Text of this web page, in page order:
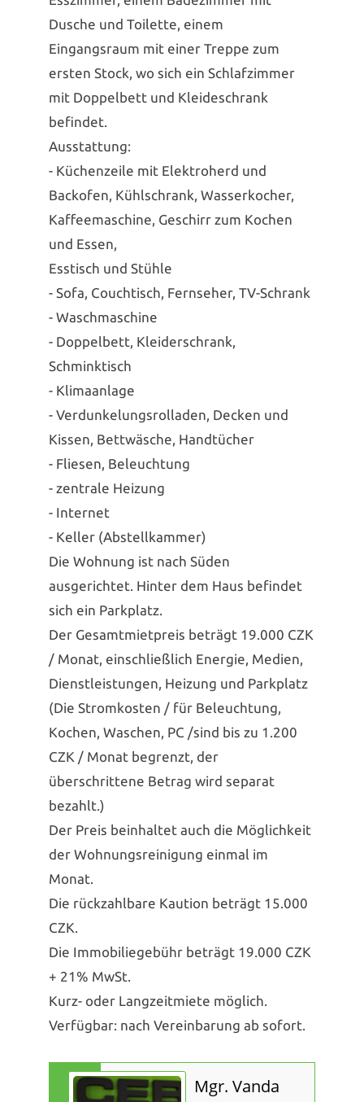
Dusche und Toilette, einem
Eingangsraum mit einer Treppe zum
ersten Stock, wo sich ein Schlafzimmer
mit Doppelbett und Kleideschrank
befindet.
Ausstattung:
- Küchenzeile mit Elektroherd und
Backofen, Kühlschrank, Wasserkocher,
Kaffeemaschine, Geschirr zum Kochen
und Essen,
Esstisch und Stühle
- Sofa, Couchtisch, Fernseher, TV-Schrank
- Waschmaschine
- Doppelbett, Kleiderschrank,
Schminktisch
- Klimaanlage
- Verdunkelungsrolladen, Decken und
Kissen, Bettwäsche, Handtücher
- Fliesen, Beleuchtung
- zentrale Heizung
- Internet
- Keller (Abstellkammer)
Die Wohnung ist nach Süden
ausgerichtet. Hinter dem Haus befindet
sich ein Parkplatz.
Der Gesamtmietpreis beträgt 19.000 CZK
/ Monat, einschließlich Energie, Medien,
Dienstleistungen, Heizung und Parkplatz
(Die Stromkosten / für Beleuchtung,
Kochen, Waschen, PC /sind bis zu 1.200
CZK / Monat begrenzt, der
überschrittene Betrag wird separat
bezahlt.)
Der Preis beinhaltet auch die Möglichkeit
der Wohnungsreinigung einmal im
Monat.
Die rückzahlbare Kaution beträgt 15.000
CZK.
Die Immobiliegebühr beträgt 19.000 CZK
+ 21% MwSt.
Kurz- oder Langzeitmiete möglich.
Verfügbar: nach Vereinbarung ab sofort.
Mgr. Vanda